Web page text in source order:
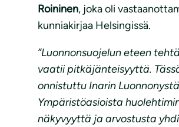
Roininen, joka oli
kunniakirjaa Helsingissä.
”Luonnonsuojelun eteen
vaatii pitkäjänteisyyttä.
onnistuttu Inarin
Ympäristöasioista
näkyvyyttä ja arvostusta